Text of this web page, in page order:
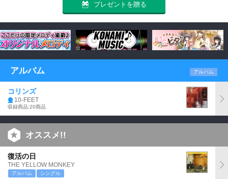
プレゼントを贈る
アルバム アルバム
コリンズ
10-FEET
収録商品:20商品
オススメ!!
復活の日
THE YELLOW MONKEY
アルバム シングル